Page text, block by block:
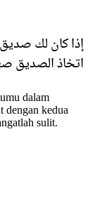
إذا كان لك
اتخاذ الصديق
dalam
dengan kedua
sulit.